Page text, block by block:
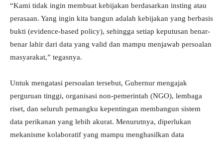
“Kami tidak ingin membuat kebijakan berdasarkan insting atau
perasaan. Yang ingin kita bangun adalah kebijakan yang berbasis
bukti (evidence-based policy), sehingga setiap keputusan benar-
benar lahir dari data yang valid dan mampu menjawab persoalan
masyarakat,” tegasnya.
Untuk mengatasi persoalan tersebut, Gubernur mengajak
perguruan tinggi, organisasi non-pemerintah (NGO), lembaga
riset, dan seluruh pemangku kepentingan membangun sistem
data perikanan yang lebih akurat. Menurutnya, diperlukan
mekanisme kolaboratif yang mampu menghasilkan data